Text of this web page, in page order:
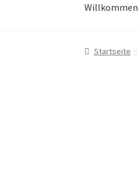
Willkommen
Startseite